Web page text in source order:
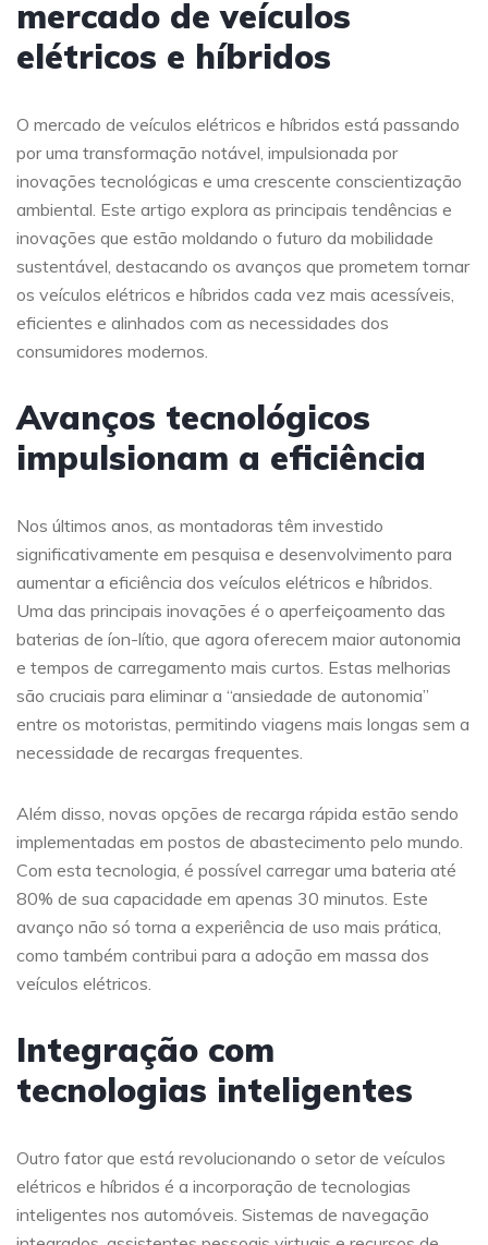
mercado de veículos
elétricos e híbridos
O mercado de veículos elétricos e híbridos está passando
por uma transformação notável, impulsionada por
inovações tecnológicas e uma crescente conscientização
ambiental. Este artigo explora as principais tendências e
inovações que estão moldando o futuro da mobilidade
sustentável, destacando os avanços que prometem tornar
os veículos elétricos e híbridos cada vez mais acessíveis,
eficientes e alinhados com as necessidades dos
consumidores modernos.
Avanços tecnológicos
impulsionam a eficiência
Nos últimos anos, as montadoras têm investido
significativamente em pesquisa e desenvolvimento para
aumentar a eficiência dos veículos elétricos e híbridos.
Uma das principais inovações é o aperfeiçoamento das
baterias de íon-lítio, que agora oferecem maior autonomia
e tempos de carregamento mais curtos. Estas melhorias
são cruciais para eliminar a “ansiedade de autonomia”
entre os motoristas, permitindo viagens mais longas sem a
necessidade de recargas frequentes.
Além disso, novas opções de recarga rápida estão sendo
implementadas em postos de abastecimento pelo mundo.
Com esta tecnologia, é possível carregar uma bateria até
80% de sua capacidade em apenas 30 minutos. Este
avanço não só torna a experiência de uso mais prática,
como também contribui para a adoção em massa dos
veículos elétricos.
Integração com
tecnologias inteligentes
Outro fator que está revolucionando o setor de veículos
elétricos e híbridos é a incorporação de tecnologias
inteligentes nos automóveis. Sistemas de navegação